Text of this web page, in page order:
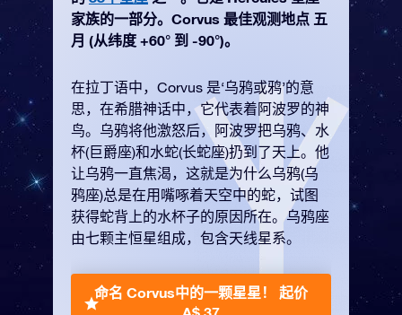
家族的一部分。Corvus 最佳观测地点 五
月 (从纬度 +60° 到 -90°)。
在拉丁语中，Corvus 是‘乌鸦或鸦’的意
思，在希腊神话中，它代表着阿波罗的神
鸟。乌鸦将他激怒后，阿波罗把乌鸦、水
杯(巨爵座)和水蛇(长蛇座)扔到了天上。他
让乌鸦一直焦渴，这就是为什么乌鸦(乌
鸦座)总是在用嘴啄着天空中的蛇，试图
获得蛇背上的水杯子的原因所在。乌鸦座
由七颗主恒星组成，包含天线星系。
命名 Corvus中的一颗星星！ 起价